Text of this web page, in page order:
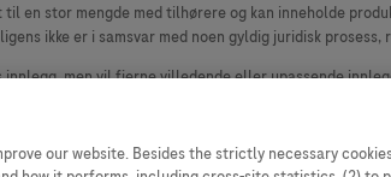
en stor mengde med tilhørere og kan inneholde
ikke er i samsvar med noen gyldig juridisk
men vil fjerne villedende eller upassende
tillatt uten avtale. Nettstedet selger plass til
our website. Besides the strictly necessary